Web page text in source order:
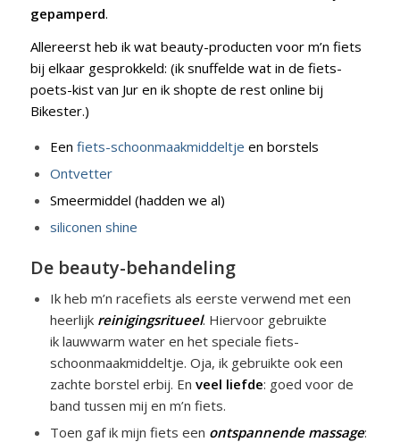
gepamperd.
Allereerst heb ik wat beauty-producten voor m’n fiets
bij elkaar gesprokkeld: (ik snuffelde wat in de fiets-
poets-kist van Jur en ik shopte de rest online bij
Bikester.)
Een fiets-schoonmaakmiddeltje en borstels
Ontvetter
Smeermiddel (hadden we al)
siliconen shine
De beauty-behandeling
Ik heb m’n racefiets als eerste verwend met een
heerlijk reinigingsritueel. Hiervoor gebruikte
ik lauwwarm water en het speciale fiets-
schoonmaakmiddeltje. Oja, ik gebruikte ook een
zachte borstel erbij. En veel liefde: goed voor de
band tussen mij en m’n fiets.
Toen gaf ik mijn fiets een ontspannende massage: